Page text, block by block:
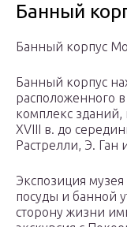
Банный
Банный корпус
Банный корпус
расположенного
комплекс
XVIII в. до
Растрелли, Э. Ган
Экспозиция
посуды и банной
сторону жизни